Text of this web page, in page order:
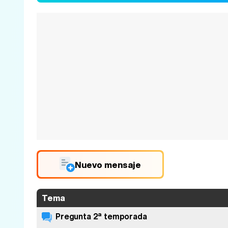
Nuevo mensaje
Tema
Pregunta 2ª temporada